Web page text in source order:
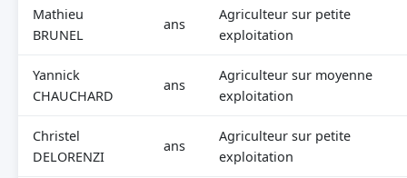
Mathieu
BRUNEL
ans
Agriculteur sur petite
exploitation
Yannick
CHAUCHARD
ans
Agriculteur sur moyenne
exploitation
Christel
DELORENZI
ans
Agriculteur sur petite
exploitation